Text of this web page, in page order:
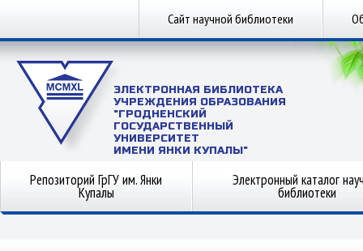
Сайт научной библиотеки
ЭЛЕКТРОННАЯ БИБЛИОТЕКА
УЧРЕЖДЕНИЯ ОБРАЗОВАНИЯ
"ГРОДНЕНСКИЙ
ГОСУДАРСТВЕННЫЙ
УНИВЕРСИТЕТ
ИМЕНИ ЯНКИ КУПАЛЫ"
Репозиторий ГрГУ им. Янки
Купалы
Электронный каталог
библиотеки